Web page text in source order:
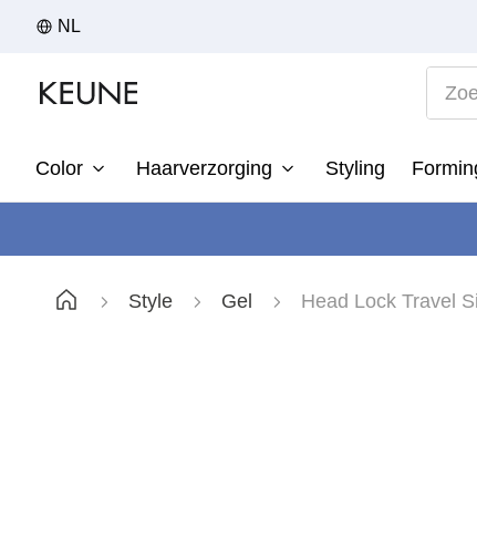
NL
Color Haarverzorging Styling
Style Gel Head Lock Travel